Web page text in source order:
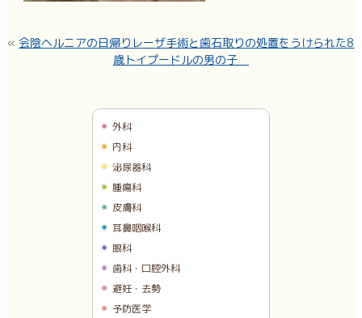
«会陰ヘルニアの日帰りレーザ手術と歯石取りの処置をうけられた8
歳トイプードルの男の子
外科
内科
泌尿器科
腫瘍科
皮膚科
耳鼻咽喉科
眼科
歯科・口腔外科
避妊・去勢
予防医学